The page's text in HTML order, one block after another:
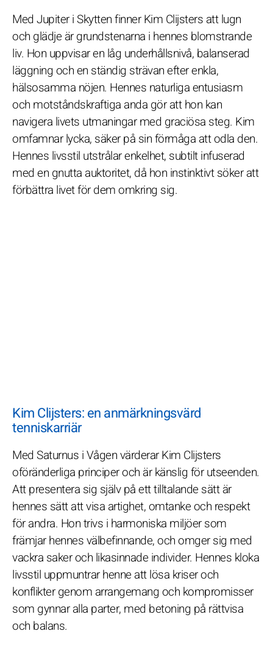
Med Jupiter i Skytten finner Kim Clijsters att lugn
och glädje är grundstenarna i hennes blomstrande
liv. Hon uppvisar en låg underhållsnivå, balanserad
läggning och en ständig strävan efter enkla,
hälsosamma nöjen. Hennes naturliga entusiasm
och motståndskraftiga anda gör att hon kan
navigera livets utmaningar med graciösa steg. Kim
omfamnar lycka, säker på sin förmåga att odla den.
Hennes livsstil utstrålar enkelhet, subtilt infuserad
med en gnutta auktoritet, då hon instinktivt söker att
förbättra livet för dem omkring sig.
Kim Clijsters: en anmärkningsvärd
tenniskarriär
Med Saturnus i Vågen värderar Kim Clijsters
oföränderliga principer och är känslig för utseenden.
Att presentera sig själv på ett tilltalande sätt är
hennes sätt att visa artighet, omtanke och respekt
för andra. Hon trivs i harmoniska miljöer som
främjar hennes välbefinnande, och omger sig med
vackra saker och likasinnade individer. Hennes kloka
livsstil uppmuntrar henne att lösa kriser och
konflikter genom arrangemang och kompromisser
som gynnar alla parter, med betoning på rättvisa
och balans.